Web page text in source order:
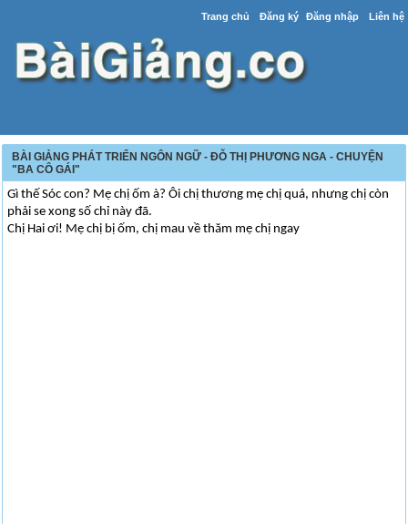
Trang chủ Đăng ký Đăng nhập Liên hệ
BÀI GIẢNG PHÁT TRIỂN NGÔN NGỮ - ĐỖ THỊ PHƯƠNG NGA - CHUYỆN
"BA CÔ GÁI"
Gì thế Sóc con? Mẹ chị ốm à? Ôi chị thương mẹ chị quá, nhưng chị còn
phải se xong số chỉ này đã.
Chị Hai ơi! Mẹ chị bị ốm, chị mau về thăm mẹ chị ngay